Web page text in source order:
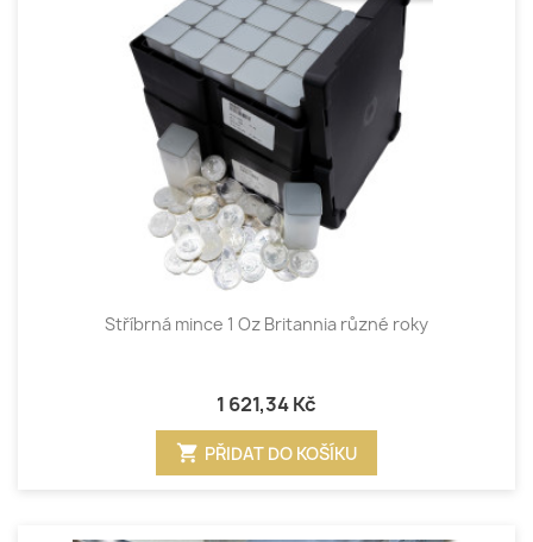
Stříbrná mince 1 Oz Britannia různé roky
1 621,34 Kč
shopping_cart PŘIDAT DO KOŠÍKU